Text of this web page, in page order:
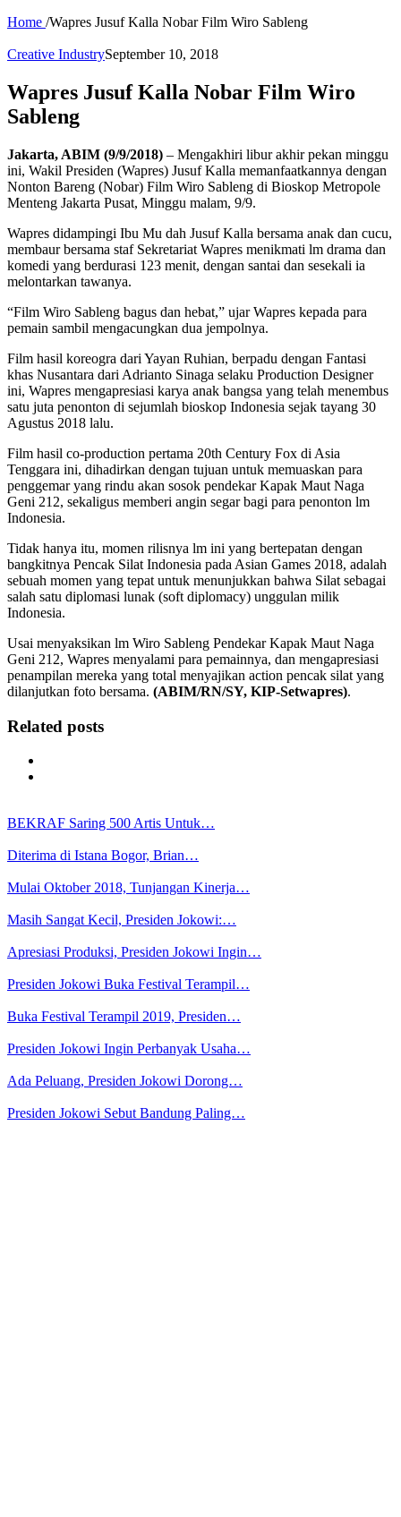
Home /Wapres Jusuf Kalla Nobar Film Wiro Sableng
Creative IndustrySeptember 10, 2018
Wapres Jusuf Kalla Nobar Film Wiro
Sableng
Jakarta, ABIM (9/9/2018) – Mengakhiri libur akhir pekan minggu
ini, Wakil Presiden (Wapres) Jusuf Kalla memanfaatkannya dengan
Nonton Bareng (Nobar) Film Wiro Sableng di Bioskop Metropole
Menteng Jakarta Pusat, Minggu malam, 9/9.
Wapres didampingi Ibu Mu dah Jusuf Kalla bersama anak dan cucu,
membaur bersama staf Sekretariat Wapres menikmati lm drama dan
komedi yang berdurasi 123 menit, dengan santai dan sesekali ia
melontarkan tawanya.
“Film Wiro Sableng bagus dan hebat,” ujar Wapres kepada para
pemain sambil mengacungkan dua jempolnya.
Film hasil koreogra dari Yayan Ruhian, berpadu dengan Fantasi
khas Nusantara dari Adrianto Sinaga selaku Production Designer
ini, Wapres mengapresiasi karya anak bangsa yang telah menembus
satu juta penonton di sejumlah bioskop Indonesia sejak tayang 30
Agustus 2018 lalu.
Film hasil co-production pertama 20th Century Fox di Asia
Tenggara ini, dihadirkan dengan tujuan untuk memuaskan para
penggemar yang rindu akan sosok pendekar Kapak Maut Naga
Geni 212, sekaligus memberi angin segar bagi para penonton lm
Indonesia.
Tidak hanya itu, momen rilisnya lm ini yang bertepatan dengan
bangkitnya Pencak Silat Indonesia pada Asian Games 2018, adalah
sebuah momen yang tepat untuk menunjukkan bahwa Silat sebagai
salah satu diplomasi lunak (soft diplomacy) unggulan milik
Indonesia.
Usai menyaksikan lm Wiro Sableng Pendekar Kapak Maut Naga
Geni 212, Wapres menyalami para pemainnya, dan mengapresiasi
penampilan mereka yang total menyajikan action pencak silat yang
dilanjutkan foto bersama. (ABIM/RN/SY, KIP-Setwapres).
Related posts
BEKRAF Saring 500 Artis Untuk…
Diterima di Istana Bogor, Brian…
Mulai Oktober 2018, Tunjangan Kinerja…
Masih Sangat Kecil, Presiden Jokowi:…
Apresiasi Produksi, Presiden Jokowi Ingin…
Presiden Jokowi Buka Festival Terampil…
Buka Festival Terampil 2019, Presiden…
Presiden Jokowi Ingin Perbanyak Usaha…
Ada Peluang, Presiden Jokowi Dorong…
Presiden Jokowi Sebut Bandung Paling…